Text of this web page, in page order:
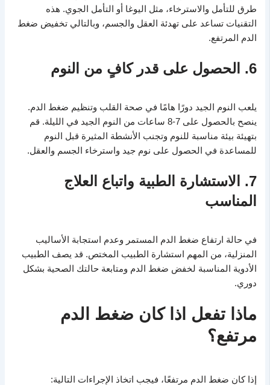
طرق للتأمل والاسترخاء، مثل اليوغا أو التأمل الجوي. هذه
التقنيات تساعد على تهدئة العقل والجسم، وبالتالي تخفيض ضغط
الدم المرتفع.
6. الحصول على قدر كافٍ من النوم
يلعب النوم الجيد دورًا هامًا في صحة القلب وتنظيم ضغط الدم.
ينصح بالحصول على 7-8 ساعات من النوم الجيد في الليلة. قم
بتهيئة بيئة مناسبة للنوم وتجنب الأنشطة المثيرة قبل النوم
للمساعدة في الحصول على نوم جيد واسترخاء الجسم والعقل.
7. الاستشارة الطبية واتباع العلاج
المناسب
في حالة ارتفاع ضغط الدم المستمر وعدم استجابة الأساليب
المنزلية، من المهم استشارة الطبيب المختص. قد يصف الطبيب
الأدوية المناسبة لخفض ضغط الدم ومتابعة حالتك الصحية بشكل
دوري.
ماذا تفعل اذا كان ضغط الدم
مرتفع؟
إذا كان ضغط الدم مرتفعًا، فيجب اتخاذ الإجراءات التالية: